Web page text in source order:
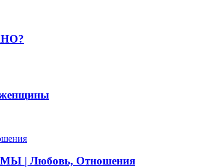
женщины
Любовь, Отношения